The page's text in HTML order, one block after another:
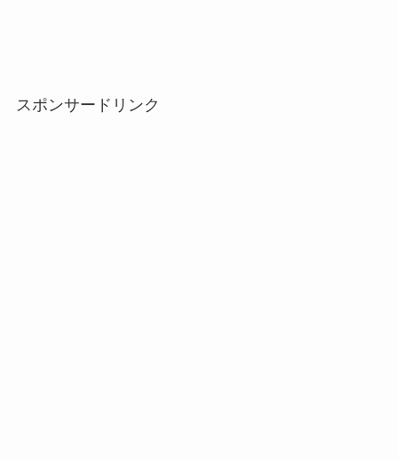
スポンサードリンク